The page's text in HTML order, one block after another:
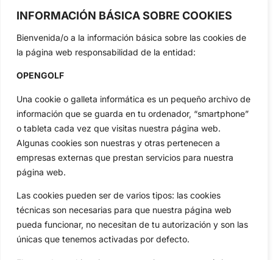
INFORMACIÓN BÁSICA SOBRE COOKIES
Bienvenida/o a la información básica sobre las cookies de
la página web responsabilidad de la entidad:
OPENGOLF
Una cookie o galleta informática es un pequeño archivo de
información que se guarda en tu ordenador, “smartphone”
o tableta cada vez que visitas nuestra página web.
Algunas cookies son nuestras y otras pertenecen a
empresas externas que prestan servicios para nuestra
página web.
Las cookies pueden ser de varios tipos: las cookies
técnicas son necesarias para que nuestra página web
pueda funcionar, no necesitan de tu autorización y son las
únicas que tenemos activadas por defecto.
Jon Rahm, LIV Golf, PGA Tour, Ryder Cup, DP World Tour, LPGA
Tour...
Categorias
Inicio
Actualidad
Circuitos
Jon Rahm
Vídeos
De Interés
Compañía
Aviso Legal
Política de Privacidad
Política de Cookies
Publicidad
Newsletters